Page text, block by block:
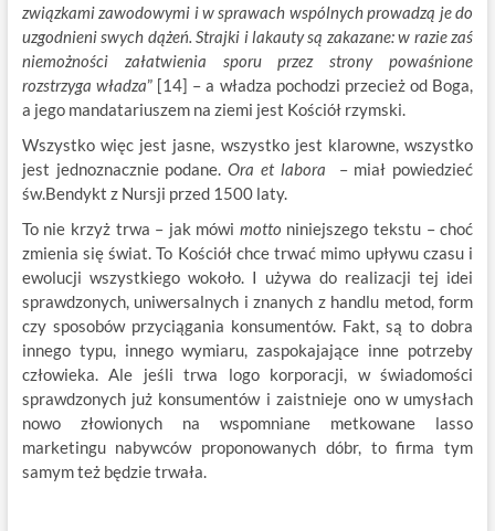
związkami zawodowymi i w sprawach wspólnych prowadzą je do
uzgodnieni swych dążeń. Strajki i lakauty są zakazane: w razie zaś
niemożności załatwienia sporu przez strony powaśnione
rozstrzyga władza” [14] – a władza pochodzi przecież od Boga,
a jego mandatariuszem na ziemi jest Kościół rzymski.
Wszystko więc jest jasne, wszystko jest klarowne, wszystko
jest jednoznacznie podane.Ora et labora
– miał powiedzieć
św.Bendykt z Nursji przed 1500 laty.
To nie krzyż trwa – jak mówi motto niniejszego tekstu – choć
zmienia się świat. To Kościół chce trwać mimo upływu czasu i
ewolucji wszystkiego wokoło. I używa do realizacji tej idei
sprawdzonych, uniwersalnych i znanych z handlu metod, form
czy sposobów przyciągania konsumentów. Fakt, są to dobra
innego typu, innego wymiaru, zaspokajające inne potrzeby
człowieka. Ale jeśli trwa logo korporacji, w świadomości
sprawdzonych już konsumentów i zaistnieje ono w umysłach
nowo złowionych na wspomniane metkowane lasso
marketingu nabywców proponowanych dóbr, to firma tym
samym też będzie trwała.